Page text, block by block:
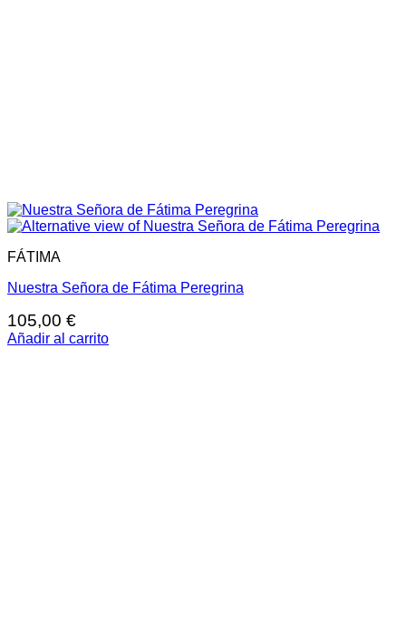
FÁTIMA
Nuestra Señora de Fátima Peregrina
105,00 €
Añadir al carrito